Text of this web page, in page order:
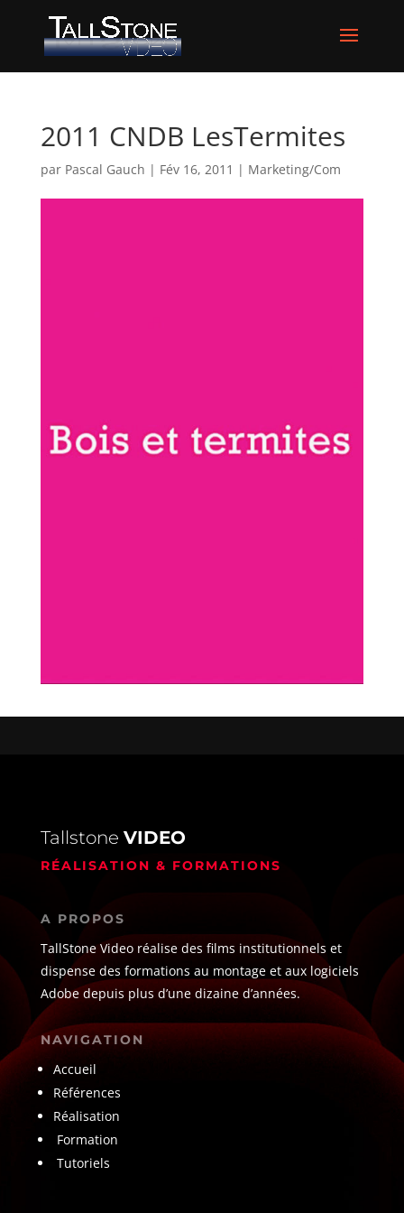
2011 CNDB LesTermites
par Pascal Gauch | Fév 16, 2011 | Marketing/Com
Tallstone VIDEO
RÉALISATION & FORMATIONS
A PROPOS
TallStone Video réalise des films institutionnels et
dispense des formations au montage et aux logiciels
Adobe depuis plus d’une dizaine d’années.
NAVIGATION
Accueil
Références
Réalisation
Formation
Tutoriels